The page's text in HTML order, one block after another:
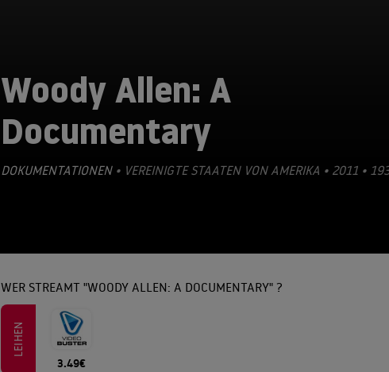
Woody Allen: A
Documentary
DOKUMENTATIONEN• VEREINIGTE STAATEN VON AMERIKA • 2011 •
WER STREAMT "WOODY ALLEN: A DOCUMENTARY" ?
LEIHEN
3.49€